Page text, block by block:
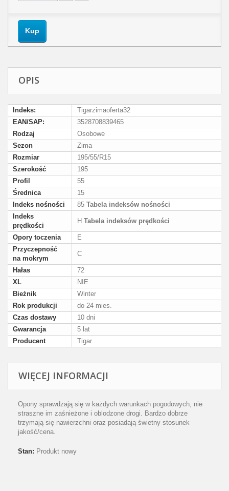
Kup
OPIS
Indeks:
Tigarzimaoferta32
EAN/SAP:
3528708839465
Rodzaj
Osobowe
Sezon
Zima
Rozmiar
195/55/R15
Szerokość
195
Profil
55
Średnica
15
Indeks nośności
85 Tabela indeksów nośności
Indeks
prędkości
H Tabela indeksów prędkości
Opory toczenia
E
Przyczepność
na mokrym
C
Hałas
72
XL
NIE
Bieżnik
Winter
Rok produkcji
do 24 mies.
Czas dostawy
10 dni
Gwarancja
5 lat
Producent
Tigar
WIĘCEJ INFORMACJI
Opony sprawdzają się w każdych warunkach pogodowych, nie
straszne im zaśnieżone i oblodzone drogi. Bardzo dobrze
trzymają się nawierzchni oraz posiadają świetny stosunek
jakość/cena.
Stan: Produkt nowy